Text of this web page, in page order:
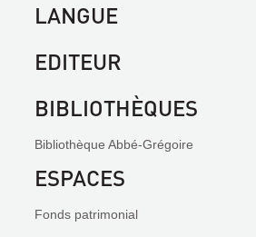
LANGUE
EDITEUR
BIBLIOTHÈQUES
Bibliothèque Abbé-Grégoire
ESPACES
Fonds patrimonial